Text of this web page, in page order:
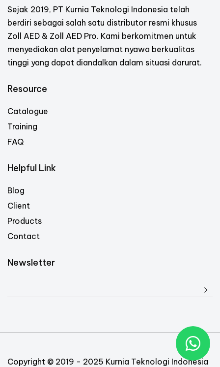
Sejak 2019, PT Kurnia Teknologi Indonesia telah
berdiri sebagai salah satu distributor resmi khusus
Zoll AED & Zoll AED Pro. Kami berkomitmen untuk
menyediakan alat penyelamat nyawa berkualitas
tinggi yang dapat diandalkan dalam situasi darurat.
Resource
Catalogue
Training
FAQ
Helpful Link
Blog
Client
Products
Contact
Newsletter
Copyright © 2019 - 2025 Kurnia Teknologi Indonesia